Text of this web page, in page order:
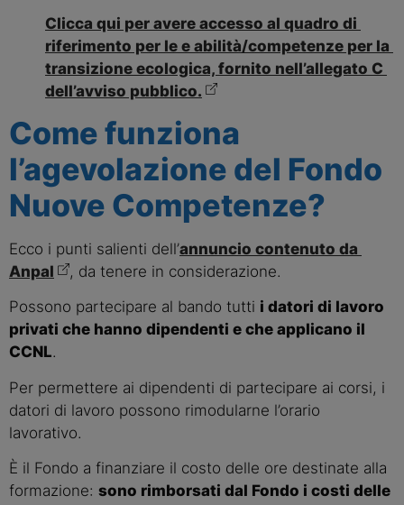
Clicca qui per avere accesso al quadro di
riferimento per le e abilità/competenze per la
transizione ecologica, fornito nell’allegato C
dell’avviso pubblico.
Come funziona
l’agevolazione del Fondo
Nuove Competenze?
Ecco i punti salienti dell’annuncio contenuto da
Anpal
, da tenere in considerazione.
Possono partecipare al bando tutti i datori di lavoro
privati che hanno dipendenti e che applicano il
CCNL.
Per permettere ai dipendenti di partecipare ai corsi, i
datori di lavoro possono rimodularne l’orario
lavorativo.
È il Fondo a finanziare il costo delle ore destinate alla
formazione: sono rimborsati dal Fondo i costi delle